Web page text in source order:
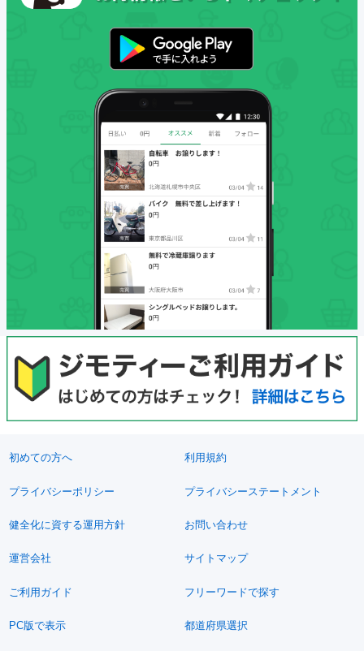
初めての方へ 利用規約
プライバシーポリシー プライバシーステートメント
健全化に資する運用方針 お問い合わせ
運営会社 サイトマップ
ご利用ガイド フリーワードで探す
PC版で表示 都道府県選択